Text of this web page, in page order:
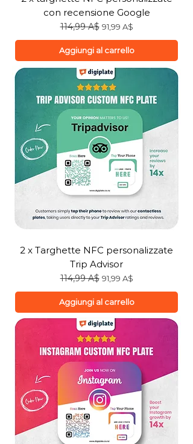
con recensione Google
Prezzo regolare
114,99 A$ Prezzo scontato
91,99 A$
Aggiungi al carrello
2 x Targhette NFC personalizzate
Trip Advisor
Prezzo regolare
114,99 A$ Prezzo scontato
91,99 A$
Aggiungi al carrello